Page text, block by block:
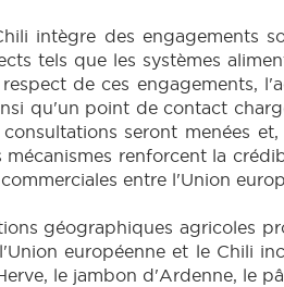
intègre des engagements
tels que les systèmes
de ces engagements,
qu'un point de contact
seront menées
mécanismes renforcent la
entre l'Union
géographiques agricoles
européenne et le Chili
le jambon d'Ardenne, le